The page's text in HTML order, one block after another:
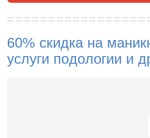
60% скидка на
услуги подологии и